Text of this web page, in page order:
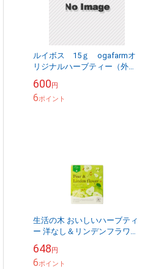
ルイボス 15ｇ ogafarmオ
リジナルハーブティー（外国
600円
6ポイント
生活の木 おいしいハーブティ
ー 洋なし＆リンデンフラワー
ェイン0.00％）
648円
6ポイント